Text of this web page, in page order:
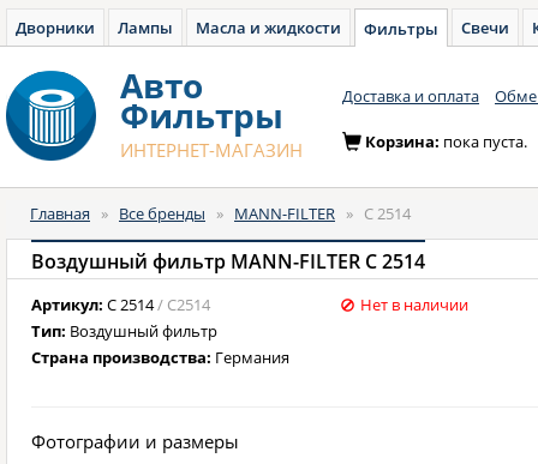
Дворники Лампы Масла и жидкости Фильтры Свечи
Авто
Фильтры
ИНТЕРНЕТ-МАГАЗИН
Доставка и оплата
Корзина: пока пуста.
Главная » Все бренды » MANN-FILTER » C 2514
Воздушный фильтр MANN-FILTER C 2514
Артикул: C 2514/ C2514
Тип: Воздушный фильтр
Страна производства: Германия
Нет в наличии
Фотографии и размеры